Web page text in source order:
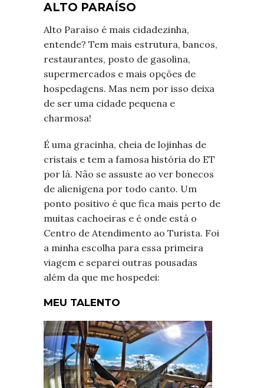
ALTO PARAÍSO
Alto Paraíso é mais cidadezinha,
entende? Tem mais estrutura, bancos,
restaurantes, posto de gasolina,
supermercados e mais opções de
hospedagens. Mas nem por isso deixa
de ser uma cidade pequena e
charmosa!
É uma gracinha, cheia de lojinhas de
cristais e tem a famosa história do ET
por lá. Não se assuste ao ver bonecos
de alienígena por todo canto. Um
ponto positivo é que fica mais perto de
muitas cachoeiras e é onde está o
Centro de Atendimento ao Turista. Foi
a minha escolha para essa primeira
viagem e separei outras pousadas
além da que me hospedei:
MEU TALENTO